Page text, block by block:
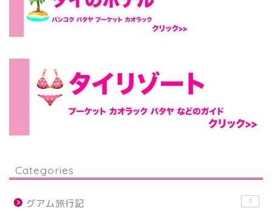
Categories
グアム旅行記 3